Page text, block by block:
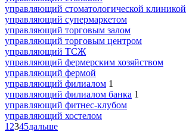
управляющий стоматологической клиникой
управляющий супермаркетом
управляющий торговым залом
управляющий торговым центром
управляющий ТСЖ
управляющий фермерским хозяйством
управляющий фермой
управляющий филиалом 1
управляющий филиалом банка 1
управляющий фитнес-клубом
управляющий хостелом
1 2345дальше